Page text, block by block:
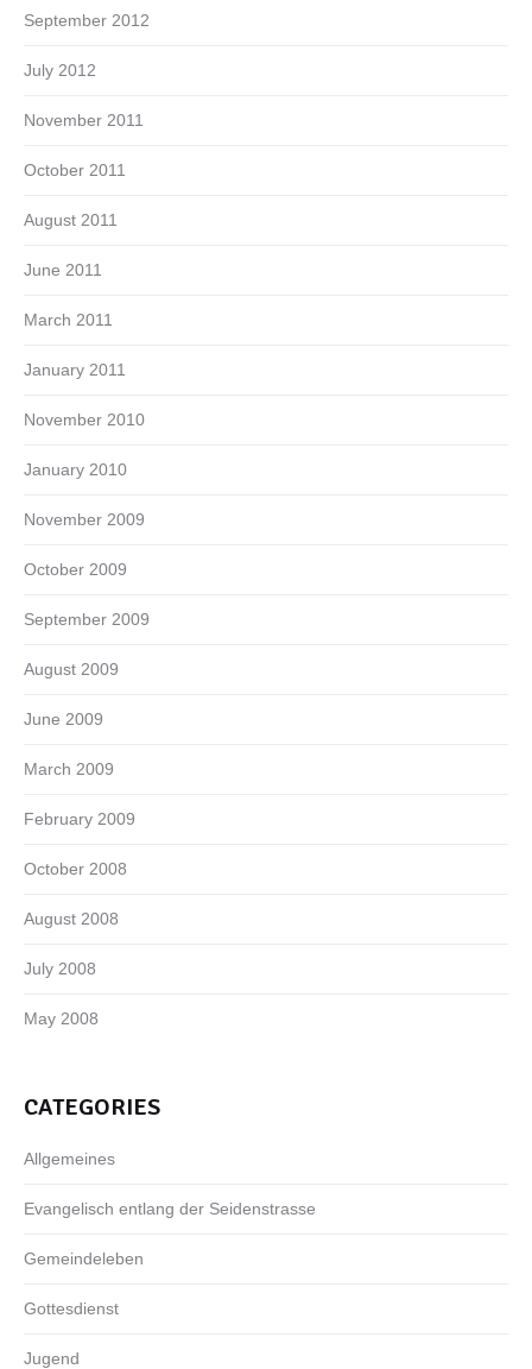
September 2012
July 2012
November 2011
October 2011
August 2011
June 2011
March 2011
January 2011
November 2010
January 2010
November 2009
October 2009
September 2009
August 2009
June 2009
March 2009
February 2009
October 2008
August 2008
July 2008
May 2008
CATEGORIES
Allgemeines
Evangelisch entlang der Seidenstrasse
Gemeindeleben
Gottesdienst
Jugend